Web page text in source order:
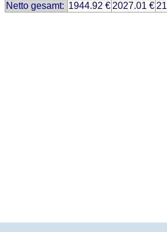
Netto gesamt: 1944.92 € 2027.01 €